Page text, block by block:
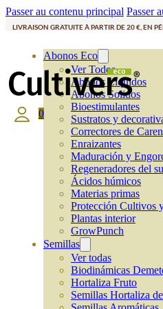
Passer au contenu principal Passer
LIVRAISON GRATUITE À PARTIR DE 20 €, EN
Abonos Eco
Ver Todos
Abonos Líquidos
Abonos Solidos
Bioestimulantes
Sustratos y
Correctores de
Enraizantes
Maduración y
Regeneradores del
Ácidos húmicos
Materias primas
Protección Cultivos
Plantas interior
GrowPunch
Semillas
Ver todas
Biodinámicas
Hortaliza Fruto
Semillas Hortaliza
0